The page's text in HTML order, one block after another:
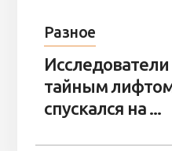
Разное
тайным
спускался на ...